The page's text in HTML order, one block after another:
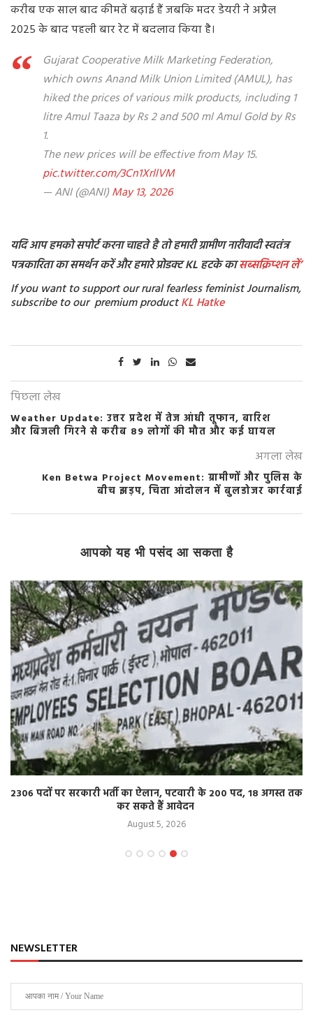
करीब एक साल बाद कीमतें बढ़ाई हैं जबकि मदर डेयरी ने अप्रैल
2025 के बाद पहली बार रेट में बदलाव किया है।
Gujarat Cooperative Milk Marketing Federation,
which owns Anand Milk Union Limited (AMUL), has
hiked the prices of various milk products, including 1
litre Amul Taaza by Rs 2 and 500 ml Amul Gold by Rs
1.
The new prices will be effective from May 15.
pic.twitter.com/3Cn1XrllVM
— ANI (@ANI)May 13, 2026
यदि आप हमको सपोर्ट करना चाहते है तो हमारी ग्रामीण नारीवादी स्वतंत्र
पत्रकारिता का समर्थन करें और हमारे प्रोडक्ट KL हटके कासब्सक्रिप्शनलें’
If you want to support our rural fearless feminist Journalism,
subscribe to our premium productKL Hatke
पिछला लेख
Weather Update: उत्तर प्रदेश में तेज आंधी तूफान, बारिश
और बिजली गिरने से करीब 89 लोगों की मौत और कई घायल
अगला लेख
Ken Betwa Project Movement: ग्रामीणों और पुलिस के
बीच झड़प, चिता आंदोलन में बुलडोजर कार्रवाई
आपको यह भी पसंद आ सकता है
2306 पदों पर सरकारी भर्ती का ऐलान, पटवारी के 200 पद, 18 अगस्त तक
कर सकते हैं आवेदन
August 5, 2026
NEWSLETTER